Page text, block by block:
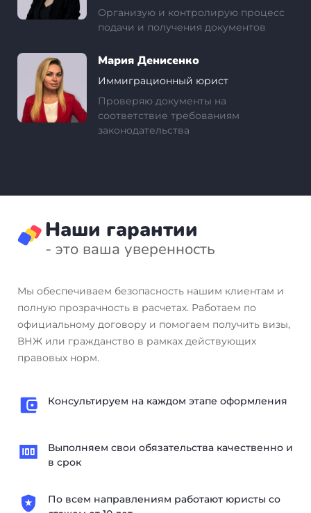
Организую и контролирую процесс
подачи и получения документов
Мария Денисенко
Иммиграционный юрист
Проверяю документы на
соответствие требованиям
законодательства
Наши гарантии
- это ваша уверенность
Мы обеспечиваем безопасность нашим клиентам и
полную прозрачность в расчетах. Работаем по
официальному договору и помогаем получить визы,
ВНЖ или гражданство в рамках действующих
правовых норм.
Консультируем на каждом этапе оформления
Выполняем свои обязательства качественно и
в срок
По всем направлениям работают юристы со